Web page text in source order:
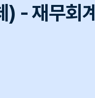
- 재무회계